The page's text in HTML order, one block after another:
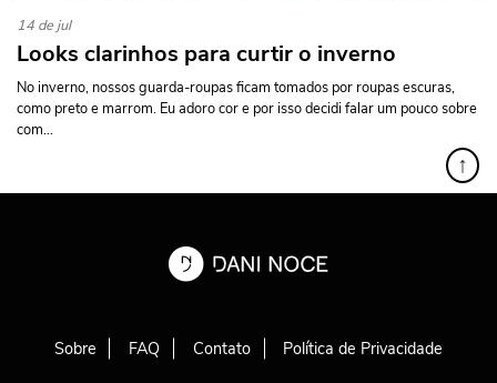
14 de jul
Looks clarinhos para curtir o inverno
No inverno, nossos guarda-roupas ficam tomados por roupas escuras,
como preto e marrom. Eu adoro cor e por isso decidi falar um pouco sobre
com...
↑
Sobre FAQ Contato Política de Privacidade